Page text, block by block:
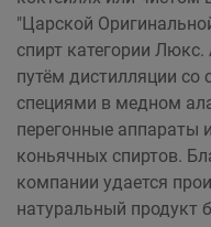
"Царской
спирт категории
путём дистилляции
специями в медном
перегонные аппараты
коньячных спиртов.
компании удается
натуральный продукт